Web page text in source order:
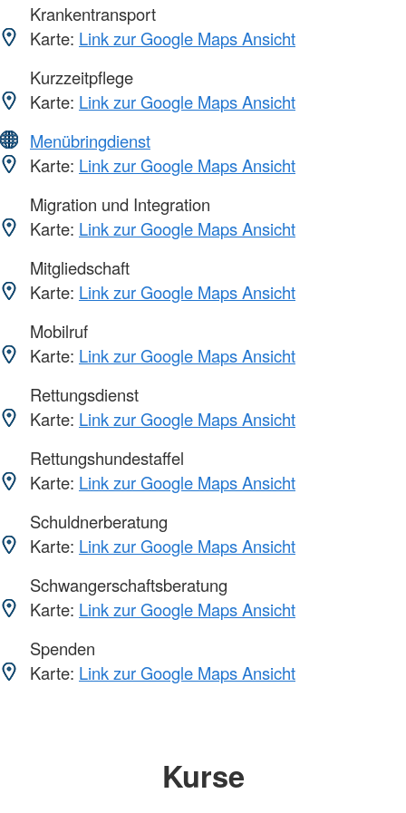
Krankentransport
Karte: Link zur Google Maps Ansicht
Kurzzeitpflege
Karte: Link zur Google Maps Ansicht
Menübringdienst
Karte: Link zur Google Maps Ansicht
Migration und Integration
Karte: Link zur Google Maps Ansicht
Mitgliedschaft
Karte: Link zur Google Maps Ansicht
Mobilruf
Karte: Link zur Google Maps Ansicht
Rettungsdienst
Karte: Link zur Google Maps Ansicht
Rettungshundestaffel
Karte: Link zur Google Maps Ansicht
Schuldnerberatung
Karte: Link zur Google Maps Ansicht
Schwangerschaftsberatung
Karte: Link zur Google Maps Ansicht
Spenden
Karte: Link zur Google Maps Ansicht
Kurse